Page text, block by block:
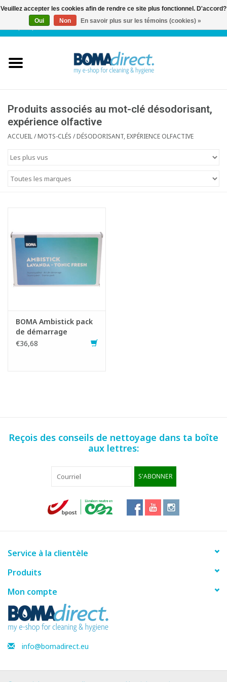
FR| 0 Articles
Service client
Blog
Produits associés au mot-clé désodorisant,
expérience olfactive
ACCUEIL/MOTS-CLÉS /DÉSODORISANT, EXPÉRIENCE OLFACTIVE
BOMA Ambistick pack
de démarrage
€36,68
Reçois des conseils de nettoyage dans ta boîte
aux lettres:
S'ABONNER
Service à la clientèle
Produits
Mon compte
info@bomadirect.eu
Veuillez accepter les cookies afin de rendre ce site plus fonctionnel. D'accord?
Oui
Non En savoir plus sur les témoins (cookies) »